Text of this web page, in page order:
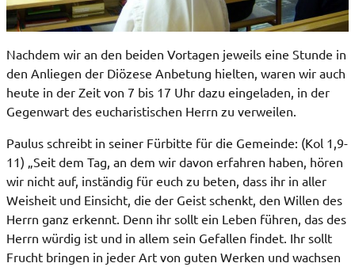
Nachdem wir an den beiden Vortagen jeweils eine Stunde in
den Anliegen der Diözese Anbetung hielten, waren wir auch
heute in der Zeit von 7 bis 17 Uhr dazu eingeladen, in der
Gegenwart des eucharistischen Herrn zu verweilen.
Paulus schreibt in seiner Fürbitte für die Gemeinde: (Kol 1,9-
11) „Seit dem Tag, an dem wir davon erfahren haben, hören
wir nicht auf, inständig für euch zu beten, dass ihr in aller
Weisheit und Einsicht, die der Geist schenkt, den Willen des
Herrn ganz erkennt. Denn ihr sollt ein Leben führen, das des
Herrn würdig ist und in allem sein Gefallen findet. Ihr sollt
Frucht bringen in jeder Art von guten Werken und wachsen